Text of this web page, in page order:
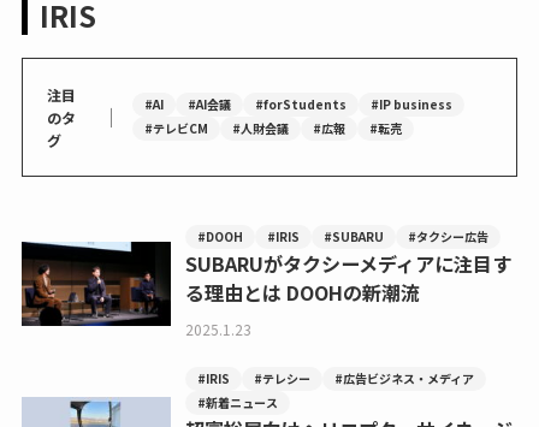
IRIS
注目
のタ
グ
｜ #AI #AI会議 #forStudents
#IP business
#テレビCM
#人財会議 #広報 #転売
#DOOH #IRIS #SUBARU #タクシー広告
SUBARUがタクシーメディアに注目す
る理由とは DOOHの新潮流
2025.1.23
#IRIS #テレシー
#広告ビジネス・メディア
#新着ニュース